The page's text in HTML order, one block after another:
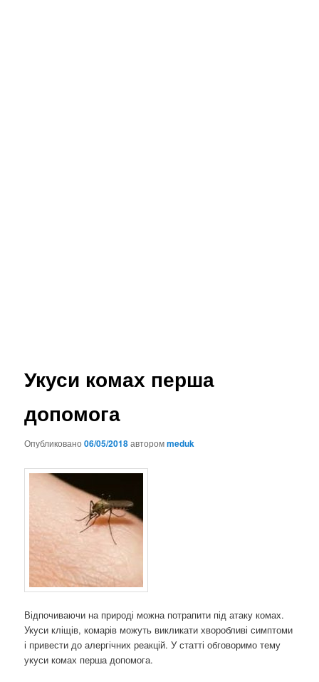
Укуси комах перша
допомога
Опубликовано06/05/2018авторомmeduk
Відпочиваючи на природі можна потрапити під атаку комах.
Укуси кліщів, комарів можуть викликати хворобливі симптоми
і привести до алергічних реакцій. У статті обговоримо тему
укуси комах перша допомога.